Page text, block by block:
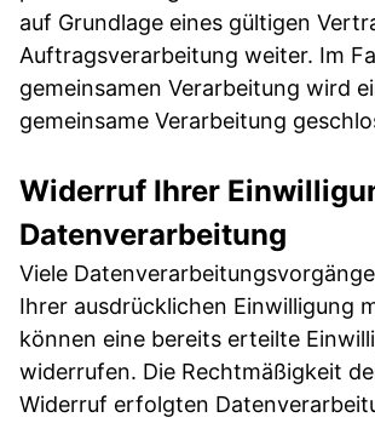
auf Grundlage eines gültigen
Auftragsverarbeitung weiter. Im
gemeinsamen Verarbeitung wird
gemeinsame Verarbeitung
Widerruf Ihrer
Datenverarbeitung
Viele
Ihrer ausdrücklichen Einwilligung
können eine bereits erteilte
widerrufen. Die Rechtmäßigkeit
Widerruf erfolgten